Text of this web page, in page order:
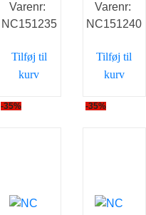
pris
var:
er:
Varenr:
NC151235
Tilføj til
kurv
pris
var:
er:
Varenr:
NC151240
Tilføj til
kurv
-35% -35%